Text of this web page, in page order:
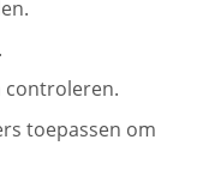
controleren.
toepassen om